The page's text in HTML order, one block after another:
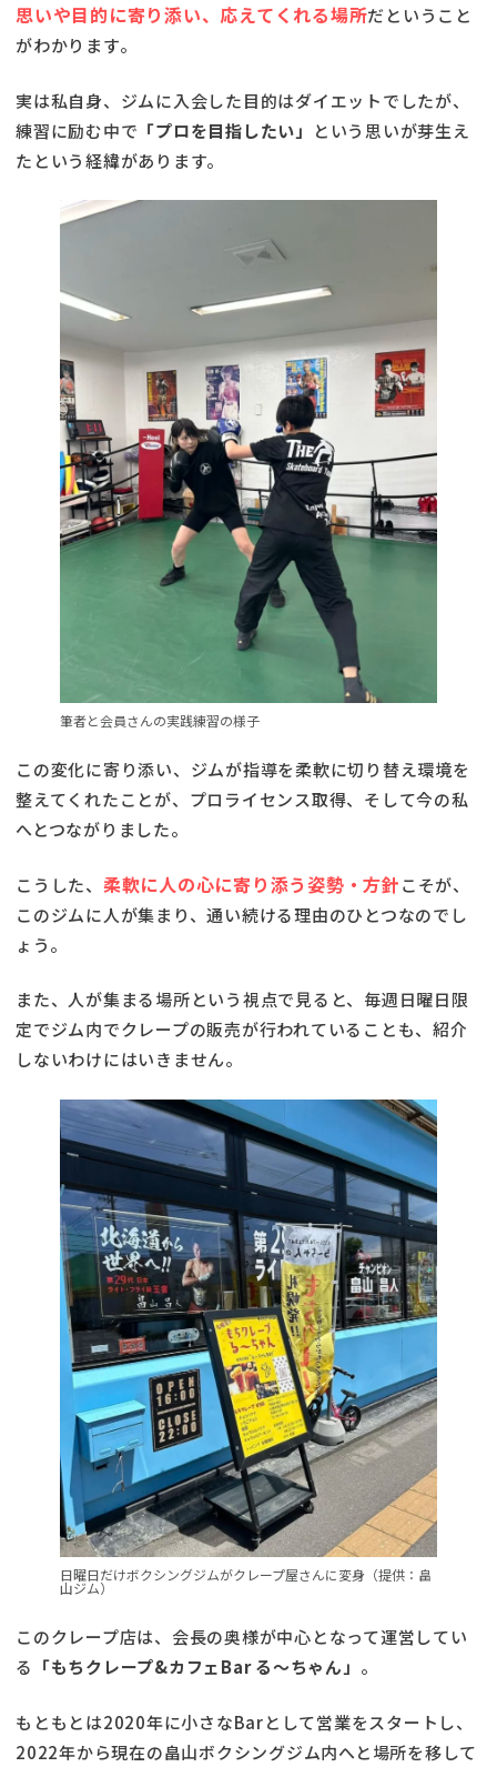
思いや目的に寄り添い、応えてくれる場所だということ
がわかります。
実は私自身、ジムに入会した目的はダイエットでしたが、
練習に励む中で 「プロを目指したい」
という思いが芽生え
たという経緯があります。
筆者と会員さんの実践練習の様子
この変化に寄り添い、ジムが指導を柔軟に切り替え環境を
整えてくれたことが、プロライセンス取得、そして今の私
へとつながりました。
こうした、 柔軟に人の心に寄り添う姿勢・方針こそが、
このジムに人が集まり、通い続ける理由のひとつなのでし
ょう。
また、人が集まる場所という視点で見ると、毎週日曜日限
定でジム内でクレープの販売が行われていることも、紹介
しないわけにはいきません。
日曜日だけボクシングジムがクレープ屋さんに変身（提供：畠
山ジム）
このクレープ店は、会長の奥様が中心となって運営してい
る 「もちクレープ&カフェBar る〜ちゃん」 。
もともとは2020年に小さなBarとして営業をスタートし、
2022年から現在の畠山ボクシングジム内へと場所を移して